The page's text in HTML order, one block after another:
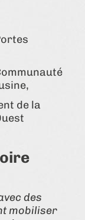
de la
des
mobiliser